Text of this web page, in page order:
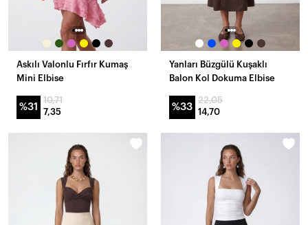
Askılı Valonlu Fırfır Kumaş
Mini Elbise
%31
10,71
7,35
Yanları Büzgülü Kuşaklı
Balon Kol Dokuma Elbise
%33
22,05
14,70